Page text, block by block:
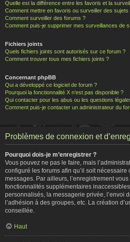
Quelle est la différence entre les favoris et la
Comment mettre en favoris ou surveiller des sujets
Comment surveiller des forums ?
Comment puis-je supprimer mes surveillances de
Fichiers joints
Quels fichiers joints sont autorisés sur ce forum ?
Comment trouver tous mes fichiers joints ?
Concernant phpBB
Qui a développé ce logiciel de forum ?
Pourquoi la fonctionnalité X n’est pas disponible ?
Qui contacter pour les abus ou les questions
Comment puis-je contacter un administrateur du
Problèmes de connexion et
Pourquoi dois-je m’enregistrer ?
Vous pouvez ne pas le faire, mais
configuré les forums afin qu’il soit nécessaire
messages. Par ailleurs, l’enregistrement
fonctionnalités supplémentaires
personnalisés, la messagerie privée, l’envoi
l’adhésion à des groupes, etc. La création
conseillée.
Haut